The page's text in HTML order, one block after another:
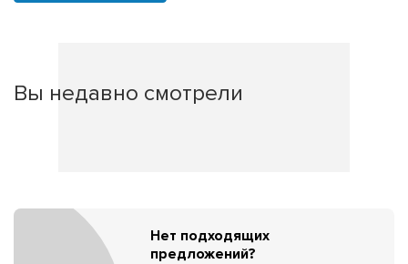
Вы недавно смотрели
Нет подходящих
предложений?